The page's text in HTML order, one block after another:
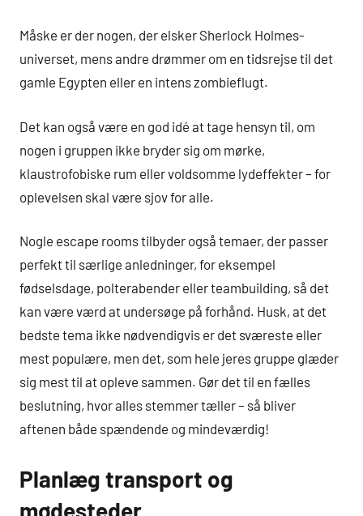
Måske er der nogen, der elsker Sherlock Holmes-
universet, mens andre drømmer om en tidsrejse til det
gamle Egypten eller en intens zombieflugt.
Det kan også være en god idé at tage hensyn til, om
nogen i gruppen ikke bryder sig om mørke,
klaustrofobiske rum eller voldsomme lydeffekter – for
oplevelsen skal være sjov for alle.
Nogle escape rooms tilbyder også temaer, der passer
perfekt til særlige anledninger, for eksempel
fødselsdage, polterabender eller teambuilding, så det
kan være værd at undersøge på forhånd. Husk, at det
bedste tema ikke nødvendigvis er det sværeste eller
mest populære, men det, som hele jeres gruppe glæder
sig mest til at opleve sammen. Gør det til en fælles
beslutning, hvor alles stemmer tæller – så bliver
aftenen både spændende og mindeværdig!
Planlæg transport og
mødesteder